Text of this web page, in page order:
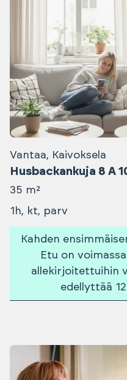
Vantaa, Kaivoksela
Husbackankuja 8 A
35 m²
1h, kt, parv
Kahden
Etu on
allekirjoitettuihin
edellyttää